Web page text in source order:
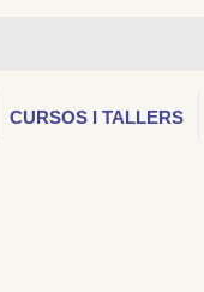
CURSOS I TALLERS